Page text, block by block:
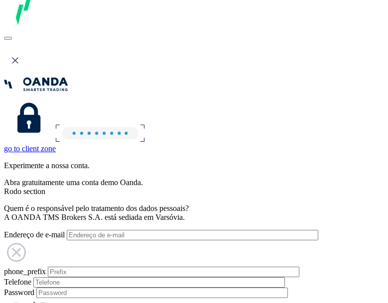
go to client zone
Experimente a nossa conta.
Abra gratuitamente uma conta demo Oanda.
Rodo section
Quem é o responsável pelo tratamento dos dados pessoais?
A OANDA TMS Brokers S.A. está sediada em Varsóvia.
Endereço de e-mail
phone_prefix
Telefone
Password